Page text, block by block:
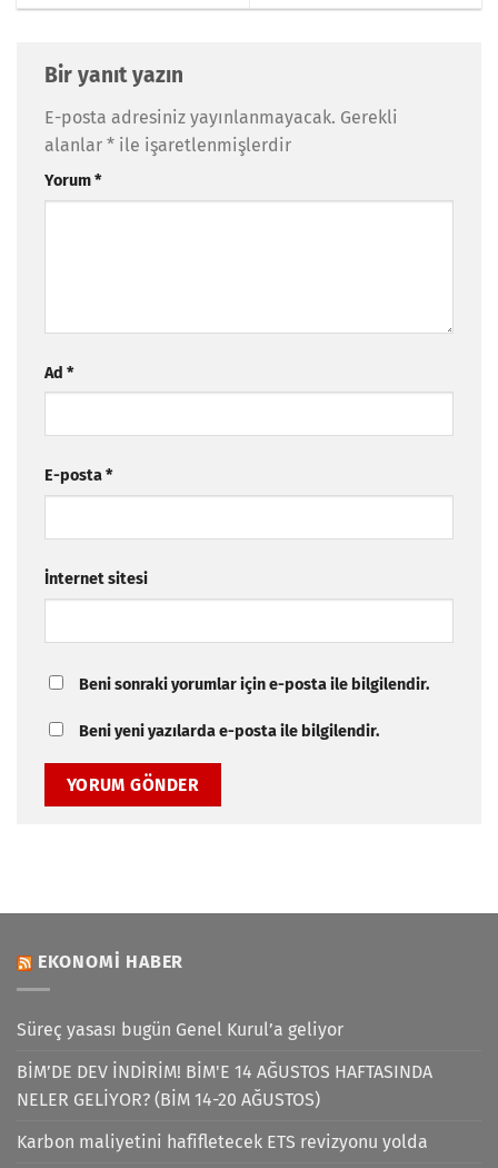
Bir yanıt yazın
E-posta adresiniz yayınlanmayacak. Gerekli
alanlar * ile işaretlenmişlerdir
Yorum*
Ad *
E-posta*
İnternet sitesi
Beni sonraki yorumlar için e-posta ile bilgilendir.
Beni yeni yazılarda e-posta ile bilgilendir.
EKONOMI HABER
Süreç yasası bugün Genel Kurul’a geliyor
BİM’DE DEV İNDİRİM! BİM'E 14 AĞUSTOS HAFTASINDA
NELER GELİYOR? (BİM 14-20 AĞUSTOS)
Karbon maliyetini hafifletecek ETS revizyonu yolda